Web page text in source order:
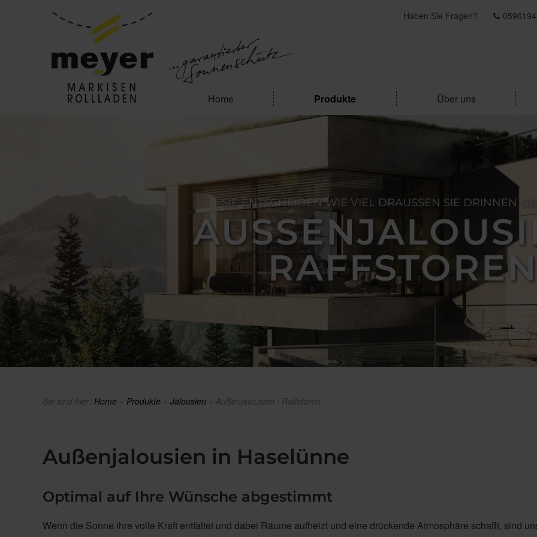
Haben Sie Fragen?
Home Produkte Über uns
SIE ENTSCHEIDEN WIE VIEL DRAUSSEN SIE DRINNEN
AFFSTOREN
Sie sind hier: Home » Produkte » Jalousien » Außenjalousien / Raffstoren
Außenjalousien in Haselünne
Optimal auf Ihre Wünsche abgestimmt
Wenn die Sonne ihre volle Kraft entfaltet und dabei Räume aufheizt und eine drückende Atmosphäre schafft, sind